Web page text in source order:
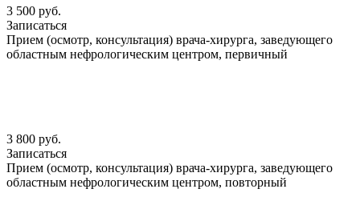
3 500 руб.
Записаться
Прием (осмотр, консультация) врача-хирурга, заведующего
областным нефрологическим центром, первичный
3 800 руб.
Записаться
Прием (осмотр, консультация) врача-хирурга, заведующего
областным нефрологическим центром, повторный